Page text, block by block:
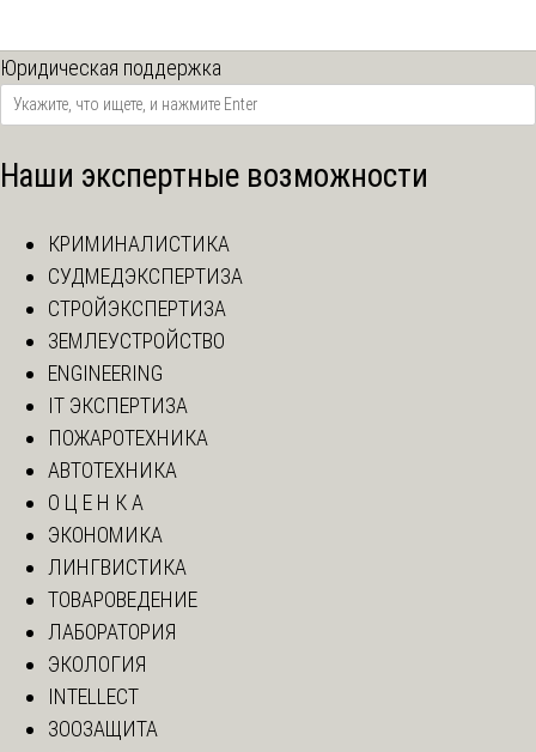
Юридическая поддержка
Наши экспертные возможности
КРИМИНАЛИСТИКА
СУДМЕДЭКСПЕРТИЗА
СТРОЙЭКСПЕРТИЗА
ЗЕМЛЕУСТРОЙСТВО
ENGINEERING
IT ЭКСПЕРТИЗА
ПОЖАРОТЕХНИКА
АВТОТЕХНИКА
О Ц Е Н К А
ЭКОНОМИКА
ЛИНГВИСТИКА
ТОВАРОВЕДЕНИЕ
ЛАБОРАТОРИЯ
ЭКОЛОГИЯ
INTELLECT
ЗООЗАЩИТА